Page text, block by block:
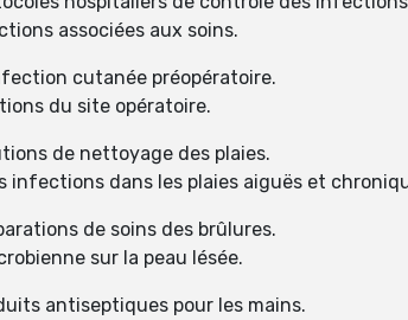
associées aux soins.
cutanée préopératoire.
du site opératoire.
de nettoyage des plaies.
dans les plaies aiguës et
de soins des brûlures.
sur la peau lésée.
antiseptiques pour les mains.